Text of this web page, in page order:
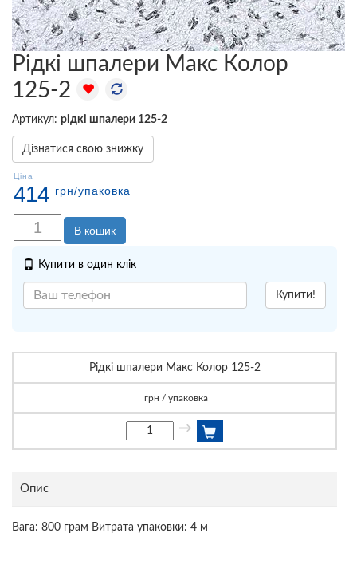
Рідкі шпалери Макс Колор
125-2
Артикул: рідкі шпалери 125-2
Дізнатися свою знижку
Ціна
414 грн/упаковка
В кошик
Купити в один клік
Купити!
Рідкі шпалери Макс Колор 125-2
грн / упаковка
→
Опис
Вага: 800 грам Витрата упаковки: 4 м